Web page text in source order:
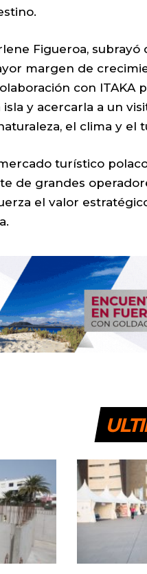
Figueroa,
margen de
con ITAKA
y acercarla a un
el clima y el
turístico
de grandes
el valor